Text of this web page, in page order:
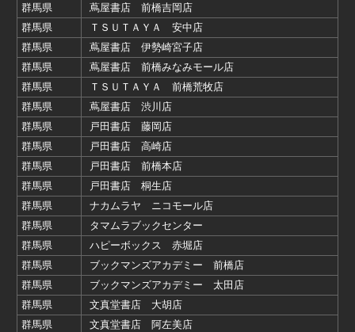
群馬県
蔦屋書店 前橋吉岡店
群馬県
ＴＳＵＴＡＹＡ 安中店
群馬県
蔦屋書店 伊勢崎宮子店
群馬県
蔦屋書店 前橋みなみモール店
群馬県
ＴＳＵＴＡＹＡ 前橋荒牧店
群馬県
蔦屋書店 渋川店
群馬県
戸田書店 藤岡店
群馬県
戸田書店 高崎店
群馬県
戸田書店 前橋本店
群馬県
戸田書店 桐生店
群馬県
ナカムラヤ ニコモール店
群馬県
タマムラブックセンター
群馬県
ハピーボックス 赤堀店
群馬県
ブックマンズアカデミー 前橋店
群馬県
ブックマンズアカデミー 太田店
群馬県
文真堂書店 大胡店
群馬県
文真堂書店 阿左美店